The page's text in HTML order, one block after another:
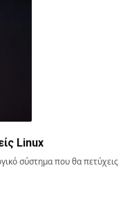
Linux
σύστημα που θα πετύχεις